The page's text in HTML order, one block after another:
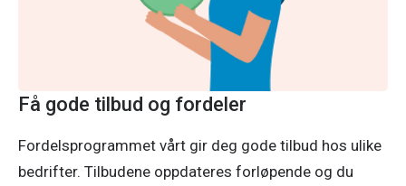
Få gode tilbud og fordeler
Fordelsprogrammet vårt gir deg gode tilbud hos ulike
bedrifter. Tilbudene oppdateres forløpende og du